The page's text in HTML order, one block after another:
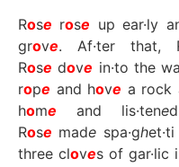
Rose rose up ear·ly
grove. Af·ter that,
Rose dove in·to the
rope and hove a rock
home and lis·tene
Rose made spa·gh
three cloves of gar·lic